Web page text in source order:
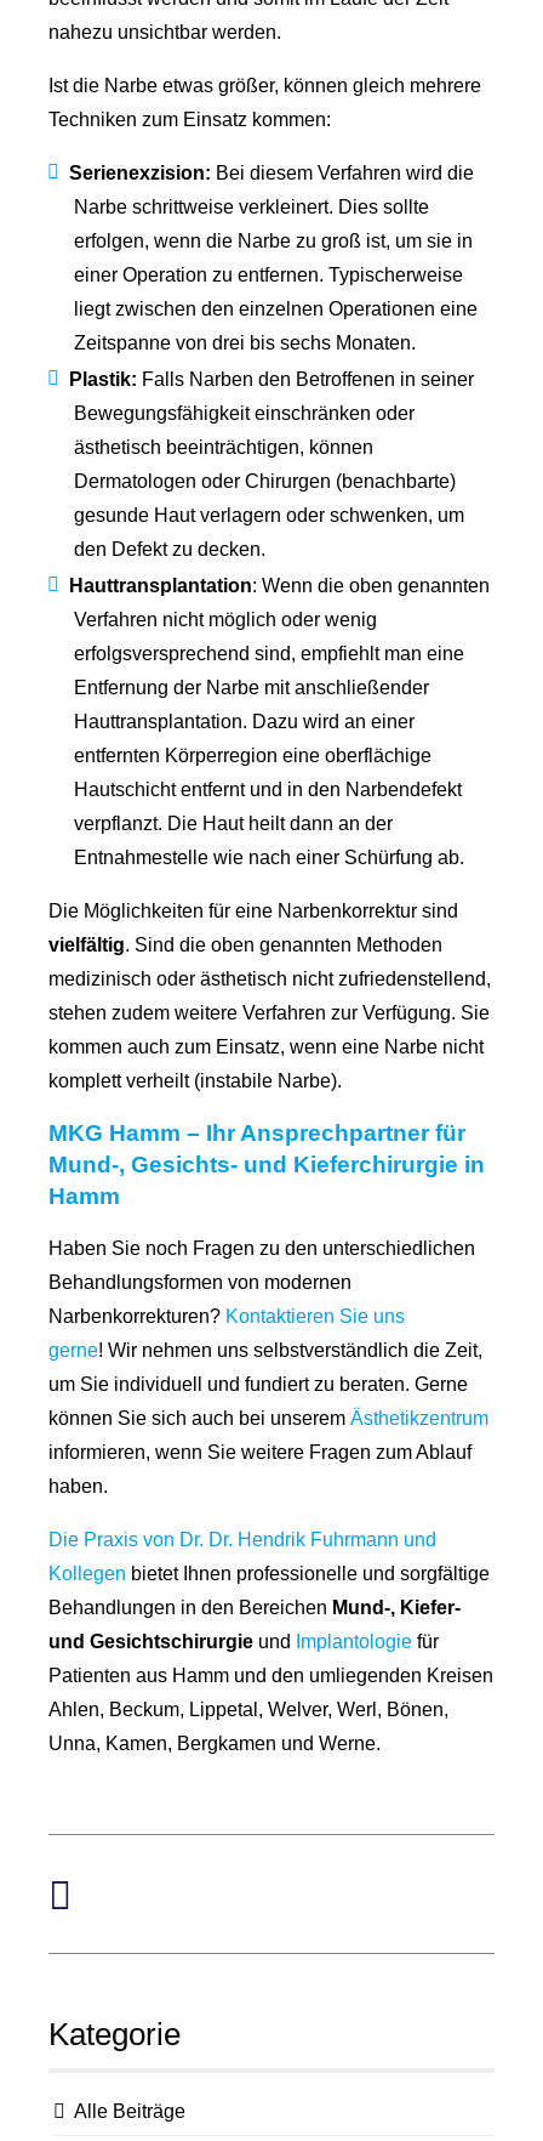
nahezu unsichtbar werden.
Ist die Narbe etwas größer, können gleich mehrere
Techniken zum Einsatz kommen:
Serienexzision: Bei diesem Verfahren wird die
Narbe schrittweise verkleinert. Dies sollte
erfolgen, wenn die Narbe zu groß ist, um sie in
einer Operation zu entfernen. Typischerweise
liegt zwischen den einzelnen Operationen eine
Zeitspanne von drei bis sechs Monaten.
Plastik: Falls Narben den Betroffenen in seiner
Bewegungsfähigkeit einschränken oder
ästhetisch beeinträchtigen, können
Dermatologen oder Chirurgen (benachbarte)
gesunde Haut verlagern oder schwenken, um
den Defekt zu decken.
Hauttransplantation: Wenn die oben genannten
Verfahren nicht möglich oder wenig
erfolgsversprechend sind, empfiehlt man eine
Entfernung der Narbe mit anschließender
Hauttransplantation. Dazu wird an einer
entfernten Körperregion eine oberflächige
Hautschicht entfernt und in den Narbendefekt
verpflanzt. Die Haut heilt dann an der
Entnahmestelle wie nach einer Schürfung ab.
Die Möglichkeiten für eine Narbenkorrektur sind
vielfältig. Sind die oben genannten Methoden
medizinisch oder ästhetisch nicht zufriedenstellend,
stehen zudem weitere Verfahren zur Verfügung. Sie
kommen auch zum Einsatz, wenn eine Narbe nicht
komplett verheilt (instabile Narbe).
MKG Hamm – Ihr Ansprechpartner für
Mund-, Gesichts- und Kieferchirurgie in
Hamm
Haben Sie noch Fragen zu den unterschiedlichen
Behandlungsformen von modernen
Narbenkorrekturen? Kontaktieren Sie uns
gerne! Wir nehmen uns selbstverständlich die Zeit,
um Sie individuell und fundiert zu beraten. Gerne
können Sie sich auch bei unserem Ästhetikzentrum
informieren, wenn Sie weitere Fragen zum Ablauf
haben.
Die Praxis von Dr. Dr. Hendrik Fuhrmann und
Kollegen bietet Ihnen professionelle und sorgfältige
Behandlungen in den Bereichen Mund-, Kiefer-
und Gesichtschirurgie und Implantologie für
Patienten aus Hamm und den umliegenden Kreisen
Ahlen, Beckum, Lippetal, Welver, Werl, Bönen,
Unna, Kamen, Bergkamen und Werne.
Kategorie
Alle Beiträge